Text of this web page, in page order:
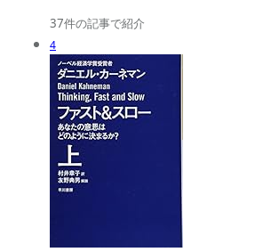
37件の記事で紹介
4